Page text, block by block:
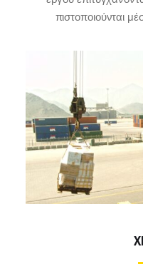
πιστοποιούνται